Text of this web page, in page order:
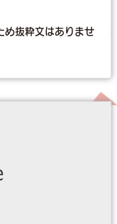
め抜粋文はありませ